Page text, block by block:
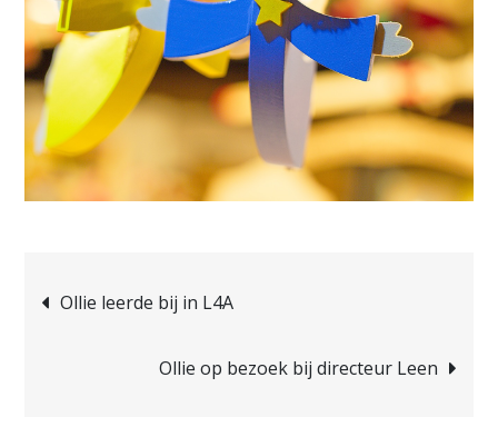
Bericht
navigatie
Ollie leerde bij in L4A
Ollie op bezoek bij directeur Leen